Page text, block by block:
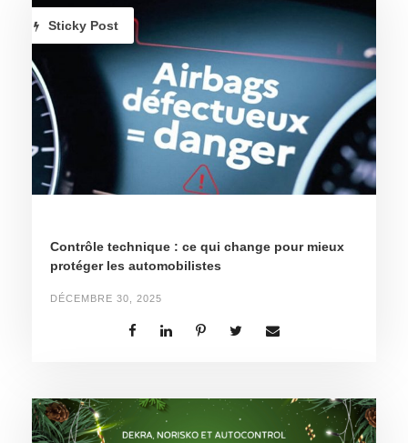
Sticky Post
Contrôle technique : ce qui change pour mieux
protéger les automobilistes
DÉCEMBRE 30, 2025